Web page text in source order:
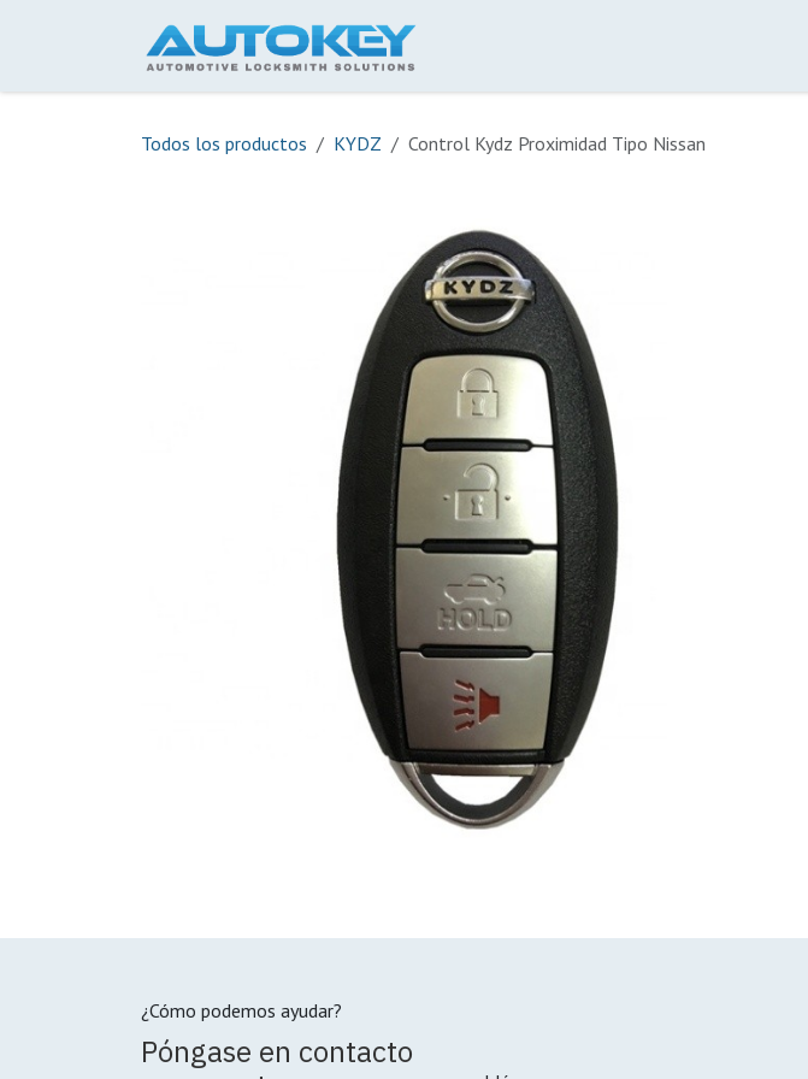
Todos los productos KYDZ Control Kydz Proximidad Tipo Nissan
¿Cómo podemos ayudar?
Póngase en contacto